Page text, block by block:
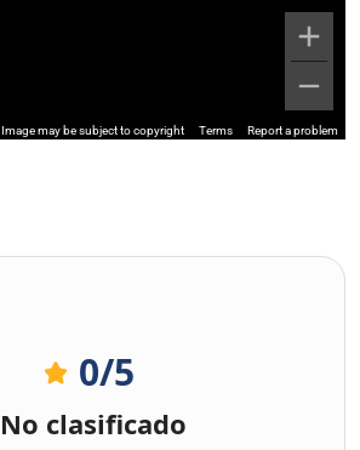
Image may be subject to copyright Terms Report a problem
0/5
No clasificado